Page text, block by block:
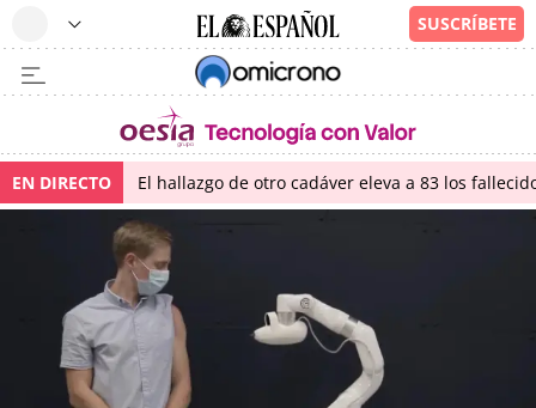
EN DIRECTO El hallazgo de otro cadáver eleva a 83 los